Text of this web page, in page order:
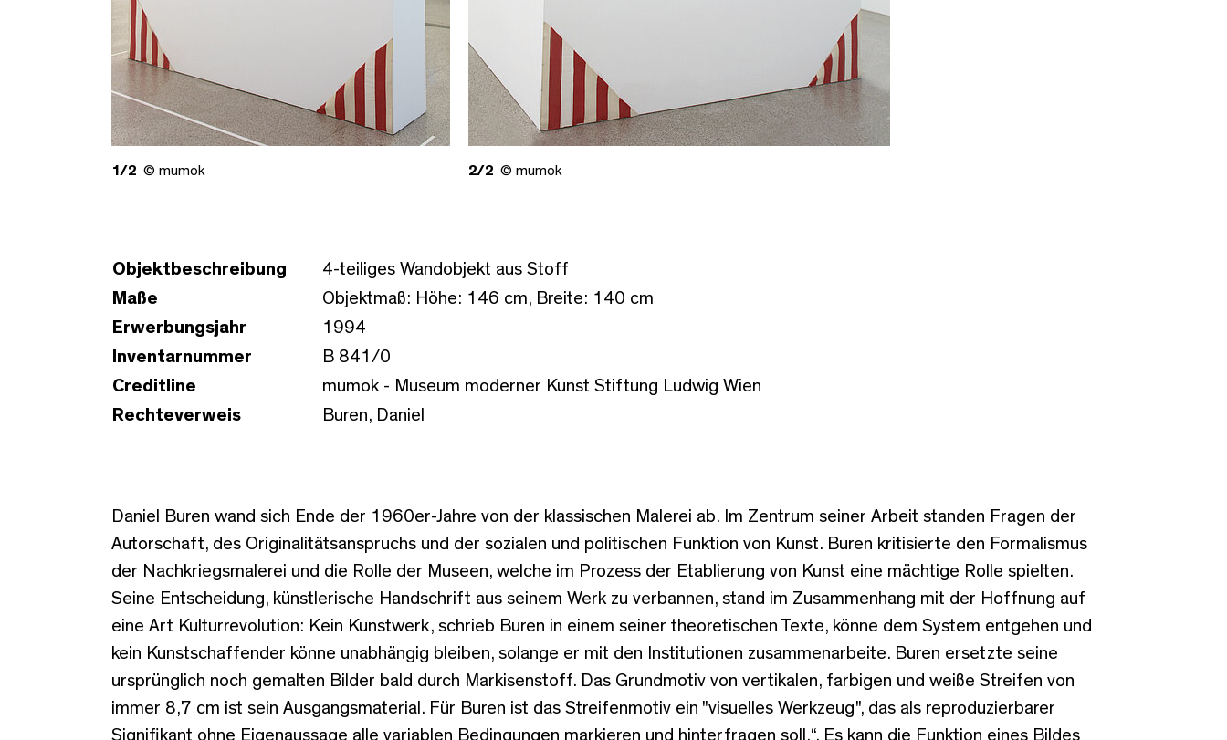
1/2 © mumok 2/2 © mumok
Objektbeschreibung
4-teiliges Wandobjekt aus Stoff
Maße
Objektmaß: Höhe: 146 cm, Breite: 140 cm
Erwerbungsjahr
1994
Inventarnummer
B 841/0
Creditline
mumok - Museum moderner Kunst Stiftung Ludwig Wien
Rechteverweis
Buren, Daniel
Daniel Buren wand sich Ende der 1960er-Jahre von der klassischen Malerei ab. Im Zentrum seiner Arbeit standen Fragen der
Autorschaft, des Originalitätsanspruchs und der sozialen und politischen Funktion von Kunst. Buren kritisierte den Formalismus
der Nachkriegsmalerei und die Rolle der Museen, welche im Prozess der Etablierung von Kunst eine mächtige Rolle spielten.
Seine Entscheidung, künstlerische Handschrift aus seinem Werk zu verbannen, stand im Zusammenhang mit der Hoffnung auf
eine Art Kulturrevolution: Kein Kunstwerk, schrieb Buren in einem seiner theoretischen Texte, könne dem System entgehen und
kein Kunstschaffender könne unabhängig bleiben, solange er mit den Institutionen zusammenarbeite. Buren ersetzte seine
ursprünglich noch gemalten Bilder bald durch Markisenstoff. Das Grundmotiv von vertikalen, farbigen und weiße Streifen von
immer 8,7 cm ist sein Ausgangsmaterial. Für Buren ist das Streifenmotiv ein "visuelles Werkzeug", das als reproduzierbarer
Signifikant ohne Eigenaussage alle variablen Bedingungen markieren und hinterfragen soll.“. Es kann die Funktion eines Bildes